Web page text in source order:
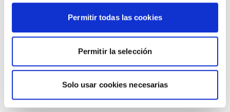
Permitir todas las cookies
Permitir la selección
Solo usar cookies necesarias